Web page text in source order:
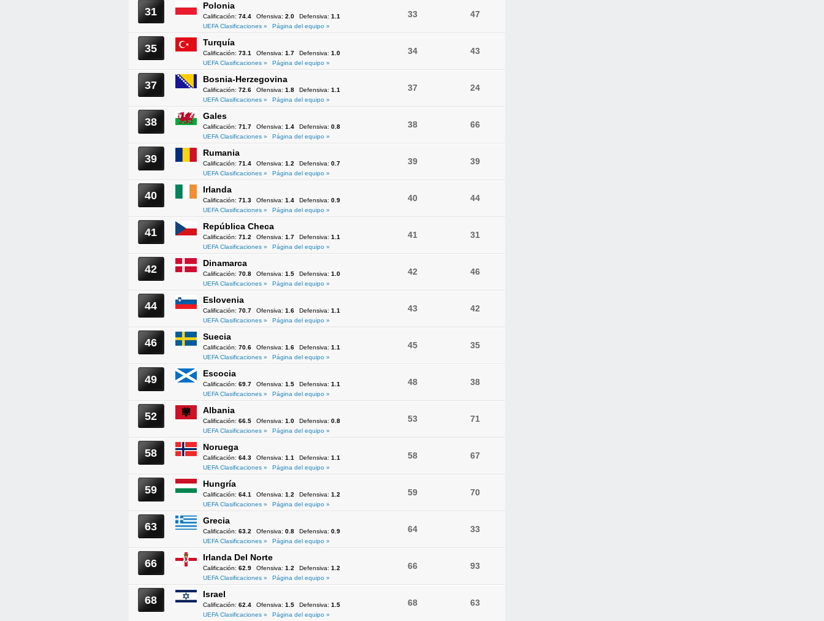
31 Polonia
Calificación: 74.4 Ofensiva: 2.0 Defensiva: 1.1
UEFA Clasificaciones »
Página del equipo »
33 47
35 Turquía
Calificación: 73.1 Ofensiva: 1.7 Defensiva: 1.0
UEFA Clasificaciones »
Página del equipo »
34 43
37 Bosnia-Herzegovina
Calificación: 72.6 Ofensiva: 1.8 Defensiva: 1.1
UEFA Clasificaciones »
Página del equipo »
37 24
38 Gales
Calificación: 71.7 Ofensiva: 1.4 Defensiva: 0.8
UEFA Clasificaciones »
Página del equipo »
38 66
39 Rumania
Calificación: 71.4 Ofensiva: 1.2 Defensiva: 0.7
UEFA Clasificaciones »
Página del equipo »
39 39
40 Irlanda
Calificación: 71.3 Ofensiva: 1.4 Defensiva: 0.9
UEFA Clasificaciones »
Página del equipo »
40 44
41 República Checa
Calificación: 71.2 Ofensiva: 1.7 Defensiva: 1.1
UEFA Clasificaciones »
Página del equipo »
41 31
42 Dinamarca
Calificación: 70.8 Ofensiva: 1.5 Defensiva: 1.0
UEFA Clasificaciones »
Página del equipo »
42 46
44 Eslovenia
Calificación: 70.7 Ofensiva: 1.6 Defensiva: 1.1
UEFA Clasificaciones »
Página del equipo »
43 42
46 Suecia
Calificación: 70.6 Ofensiva: 1.6 Defensiva: 1.1
UEFA Clasificaciones »
Página del equipo »
45 35
49 Escocia
Calificación: 69.7 Ofensiva: 1.5 Defensiva: 1.1
UEFA Clasificaciones »
Página del equipo »
48 38
52 Albania
Calificación: 66.5 Ofensiva: 1.0 Defensiva: 0.8
UEFA Clasificaciones »
Página del equipo »
53 71
58 Noruega
Calificación: 64.3 Ofensiva: 1.1 Defensiva: 1.1
UEFA Clasificaciones »
Página del equipo »
58 67
59 Hungría
Calificación: 64.1 Ofensiva: 1.2 Defensiva: 1.2
UEFA Clasificaciones »
Página del equipo »
59 70
63 Grecia
Calificación: 63.2 Ofensiva: 0.8 Defensiva: 0.9
UEFA Clasificaciones »
Página del equipo »
64 33
66 Irlanda Del Norte
Calificación: 62.9 Ofensiva: 1.2 Defensiva: 1.2
UEFA Clasificaciones »
Página del equipo »
66 93
68 Israel
Calificación: 62.4 Ofensiva: 1.5 Defensiva: 1.5
UEFA Clasificaciones »
Página del equipo »
68 63